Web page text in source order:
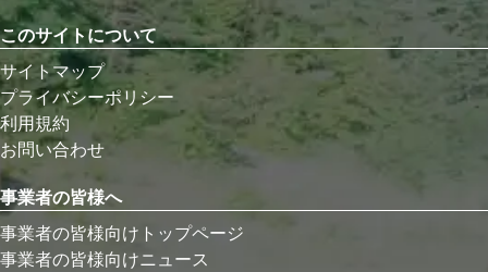
このサイトについて
サイトマップ
プライバシーポリシー
利用規約
お問い合わせ
事業者の皆様へ
事業者の皆様向けトップページ
事業者の皆様向けニュース